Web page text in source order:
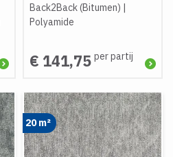
Back2Back (Bitumen) |
Polyamide
€ 141,75 per partij
20 m²